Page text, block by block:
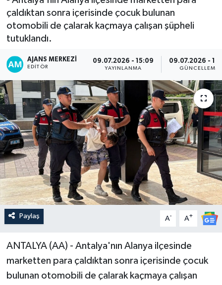
çaldıktan sonra içerisinde çocuk bulunan
otomobili de çalarak kaçmaya çalışan şüpheli
tutuklandı.
AJANS MERKEZI
EDITÖR
09.07.2026 - 15:09
YAYINLANMA
09.07.2026 -
GÜNCELLEME
Paylaş A- A+
ANTALYA (AA) - Antalya'nın Alanya ilçesinde
marketten para çaldıktan sonra içerisinde çocuk
bulunan otomobili de çalarak kaçmaya çalışan